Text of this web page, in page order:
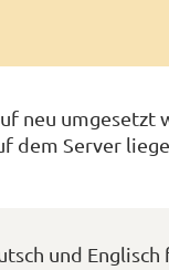
neu umgesetzt
dem Server
und Englisch